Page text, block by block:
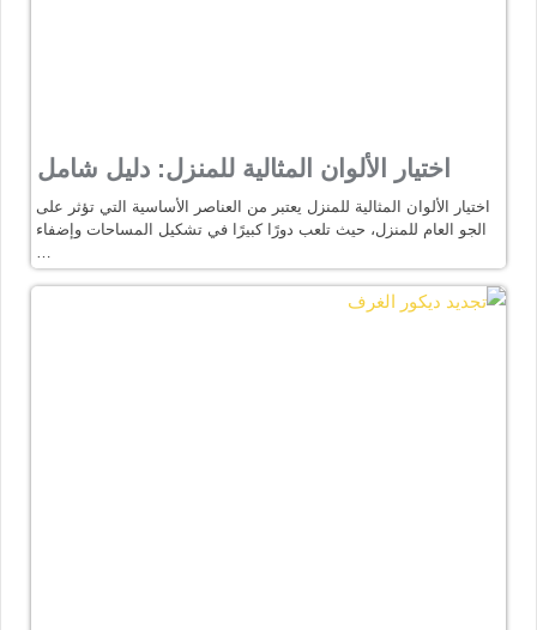
اختيار الألوان المثالية للمنزل: دليل شامل
اختيار الألوان المثالية للمنزل يعتبر من العناصر الأساسية التي تؤثر على
الجو العام للمنزل، حيث تلعب دورًا كبيرًا في تشكيل المساحات وإضفاء